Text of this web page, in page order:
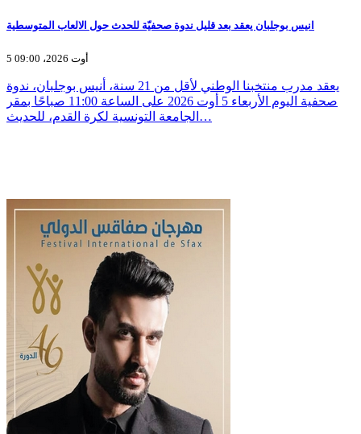
انيس بوجلبان يعقد بعد قليل ندوة صحفيّة للحدث حول الالعاب المتوسطية
5 أوت 2026، 09:00
يعقد مدرب منتخبنا الوطني لأقل من 21 سنة، أنيس بوجلبان، ندوة
صحفية اليوم الأربعاء 5 أوت 2026 على الساعة 11:00 صباحًا بمقر
الجامعة التونسية لكرة القدم، للحديث…